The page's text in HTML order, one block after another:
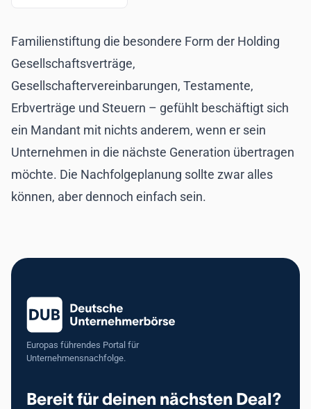
Familienstiftung die besondere Form der Holding
Gesellschaftsverträge,
Gesellschaftervereinbarungen, Testamente,
Erbverträge und Steuern – gefühlt beschäftigt sich
ein Mandant mit nichts anderem, wenn er sein
Unternehmen in die nächste Generation übertragen
möchte. Die Nachfolgeplanung sollte zwar alles
können, aber dennoch einfach sein.
Europas führendes Portal für
Unternehmensnachfolge.
Bereit für deinen nächsten Deal?